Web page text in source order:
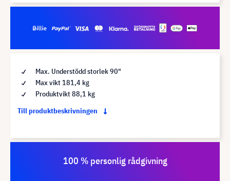
Max. Understödd storlek 90"
Max vikt 181,4 kg
Produktvikt 88,1 kg
Till produktbeskrivningen
100 % personlig rådgivning